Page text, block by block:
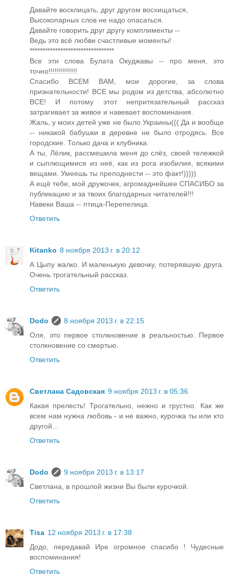
Давайте восклицать, друг другом восхищаться,
Высокопарных слов не надо опасаться.
Давайте говорить друг другу комплименты --
Ведь это всё любви счастливые моменты!
*********************************
Все эти слова Булата Окуджавы -- про меня, это
точно!!!!!!!!!!!!!!
Спасибо ВСЕМ ВАМ, мои дорогие, за слова
признательности! ВСЕ мы родом из детства, абсолютно
ВСЕ! И потому этот непритязательный рассказ
затрагивает за живое и навевает воспоминания.
Жаль, у моих детей уже не было Украины((( Да и вообще
-- никакой бабушки в деревне не было отродясь. Все
городские. Только дача и клубника.
А ты, Лёлик, рассмешила меня до слёз, своей тележкой
и сыплющимися из неё, как из рога изобилия, всякими
вещами. Умеешь ты преподнести -- это факт!)))))
А ещё тебе, мой дружочек, агромаднейшее СПАСИБО за
публикацию и за твоих благодарных читателей!!!
Навеки Ваша -- птица-Перепелица.
Ответить
Kitanko 8 ноября 2013 г. в 20:12
А Цыпу жалко. И маленькую девочку, потерявшую друга.
Очень трогательный рассказ.
Ответить
Dodo
8 ноября 2013 г. в 22:15
Оля, это первое столкновение в реальностью. Первое
столкновение со смертью.
Ответить
Светлана Садовская 9 ноября 2013 г. в 05:36
Какая прелесть! Трогательно, нежно и грустно. Как же
всем нам нужна любовь - и не важно, курочка ты или кто
другой...
Ответить
Dodo
9 ноября 2013 г. в 13:17
Светлана, в прошлой жизни Вы были курочкой.
Ответить
Tisa 12 ноября 2013 г. в 17:38
Додо, передавай Ире огромное спасибо ! Чудесные
воспоминания!
Ответить